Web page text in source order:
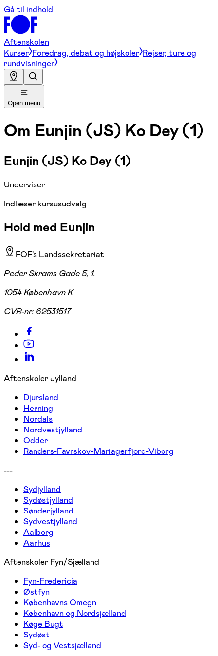
Gå til indhold
Aftenskolen
Kurser Foredrag, debat og højskoler Rejser, ture og
rundvisninger
Open menu
Om Eunjin (JS) Ko Dey (1)
Eunjin (JS) Ko Dey (1)
Underviser
Indlæser kursusudvalg
Hold med Eunjin
FOF's Landssekretariat
Peder Skrams Gade 5, 1.
1054 København K
CVR-nr: 62531517
Aftenskoler Jylland
Djursland
Herning
Nordals
Nordvestjylland
Odder
Randers-Favrskov-Mariagerfjord-Viborg
---
Sydjylland
Sydøstjylland
Sønderjylland
Sydvestjylland
Aalborg
Aarhus
Aftenskoler Fyn/Sjælland
Fyn-Fredericia
Østfyn
Københavns Omegn
København og Nordsjælland
Køge Bugt
Sydøst
Syd- og Vestsjælland